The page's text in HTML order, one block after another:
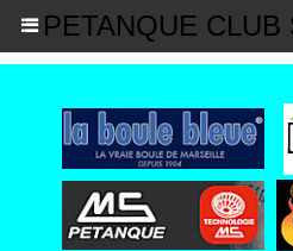
PETANQUE CLUB